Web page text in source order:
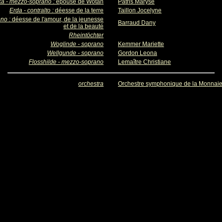
- mezzo-soprano : épouse de Wotan
Patris Maryse
Erda - contralto : déesse de la terre
Taillon Jocelyne
: déesse de l'amour, de la jeunesse
et de la beauté
Barraud Dany
Rheintöchter
Woglinde - soprano
Kemmer Mariette
Wellgunde - soprano
Gordon Leona
Flosshilde - mezzo-soprano
Lemaître Christiane
orchestra Orchestre symphonique de la Monnaie